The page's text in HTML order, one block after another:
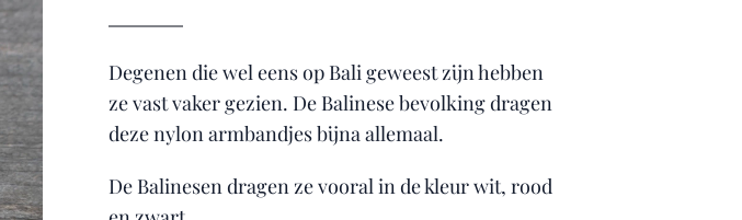
Degenen die wel eens op Bali geweest zijn hebben
ze vast vaker gezien. De Balinese bevolking dragen
deze nylon armbandjes bijna allemaal.
De Balinesen dragen ze vooral in de kleur wit, rood